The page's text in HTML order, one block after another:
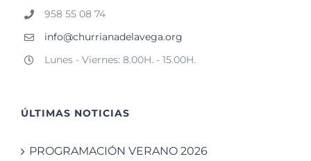
958 55 08 74
info@churrianadelavega.org
Lunes - Viernes: 8.00H. - 15.00H.
ÚLTIMAS NOTICIAS
PROGRAMACIÓN VERANO 2026